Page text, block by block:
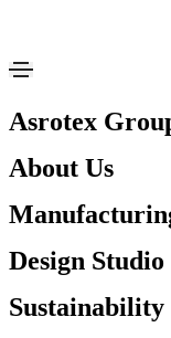
Asrotex
About Us
Design Studio
Sustainability